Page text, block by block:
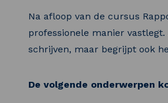
Na afloop van de cursus
professionele manier
schrijven, maar begrijpt ook
De volgende onderwerpen